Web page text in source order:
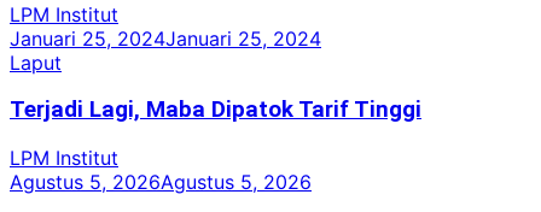
LPM Institut
Januari 25, 2024Januari 25, 2024
Laput
Terjadi Lagi, Maba Dipatok Tarif Tinggi
LPM Institut
Agustus 5, 2026Agustus 5, 2026